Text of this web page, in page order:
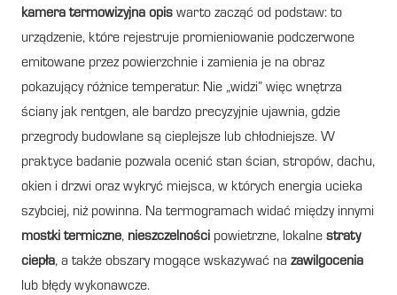
kamera termowizyjna opis warto zacząć od podstaw: to
urządzenie, które rejestruje promieniowanie podczerwone
emitowane przez powierzchnie i zamienia je na obraz
pokazujący różnice temperatur. Nie „widzi” więc wnętrza
ściany jak rentgen, ale bardzo precyzyjnie ujawnia, gdzie
przegrody budowlane są cieplejsze lub chłodniejsze. W
praktyce badanie pozwala ocenić stan ścian, stropów, dachu,
okien i drzwi oraz wykryć miejsca, w których energia ucieka
szybciej, niż powinna. Na termogramach widać między innymi
mostki termiczne, nieszczelności powietrzne, lokalne straty
ciepła, a także obszary mogące wskazywać na zawilgocenia
lub błędy wykonawcze.